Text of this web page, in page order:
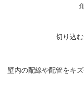
切り込
壁内の配線や配管をキ